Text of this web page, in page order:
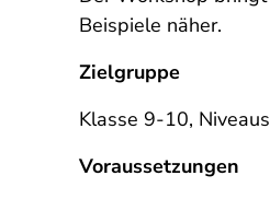
Beispiele näher.
Zielgruppe
Klasse 9-10,
Voraussetzungen